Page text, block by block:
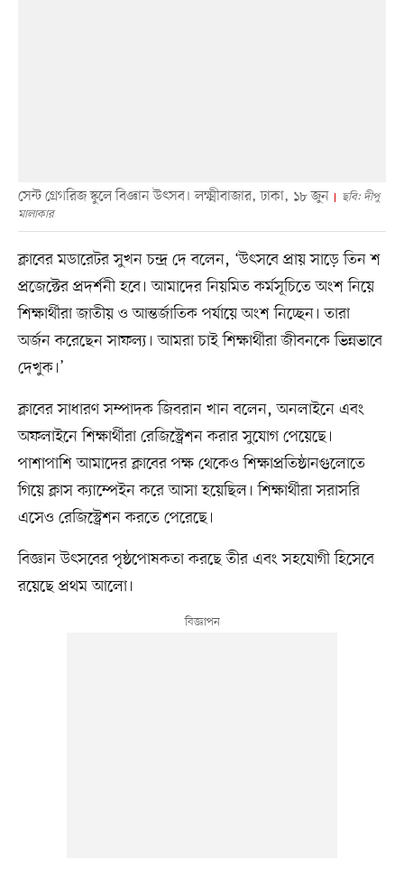
সেন্ট গ্রেগরিজ স্কুলে বিজ্ঞান উৎসব। লক্ষ্মীবাজার, ঢাকা, ১৮ জুন
ছবি: দীপু
মালাকার
ক্লাবের মডারেটর সুখন চন্দ্র দে বলেন, ‘উৎসবে প্রায় সাড়ে তিন শ
প্রজেক্টের প্রদর্শনী হবে। আমাদের নিয়মিত কর্মসূচিতে অংশ নিয়ে
শিক্ষার্থীরা জাতীয় ও আন্তর্জাতিক পর্যায়ে অংশ নিচ্ছেন। তারা
অর্জন করেছেন সাফল্য। আমরা চাই শিক্ষার্থীরা জীবনকে ভিন্নভাবে
দেখুক।’
ক্লাবের সাধারণ সম্পাদক জিবরান খান বলেন, অনলাইনে এবং
অফলাইনে শিক্ষার্থীরা রেজিস্ট্রেশন করার সুযোগ পেয়েছে।
পাশাপাশি আমাদের ক্লাবের পক্ষ থেকেও শিক্ষাপ্রতিষ্ঠানগুলোতে
গিয়ে ক্লাস ক্যাম্পেইন করে আসা হয়েছিল। শিক্ষার্থীরা সরাসরি
এসেও রেজিস্ট্রেশন করতে পেরেছে।
বিজ্ঞান উৎসবের পৃষ্ঠপোষকতা করছে তীর এবং সহযোগী হিসেবে
রয়েছে প্রথম আলো।